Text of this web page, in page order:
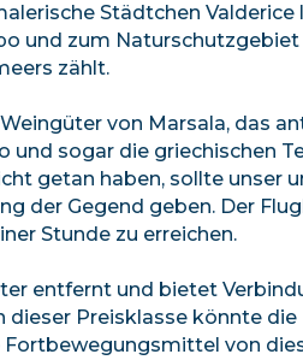
Städtchen
und zum
zählt.
von Marsala, das
und sogar die griechischen
getan haben, sollte unser
der Gegend geben. Der
Stunde zu erreichen.
entfernt und bietet
dieser Preisklasse könnte die
von